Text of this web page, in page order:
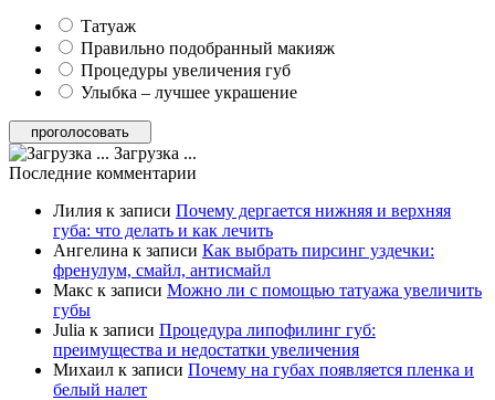
Татуаж
Правильно подобранный макияж
Процедуры увеличения губ
Улыбка – лучшее украшение
Загрузка ...
Последние комментарии
Лилия к записи Почему дергается нижняя и верхняя
губа: что делать и как лечить
Ангелина к записи Как выбрать пирсинг уздечки:
френулум, смайл, антисмайл
Макс к записи Можно ли с помощью татуажа увеличить
губы
Julia к записи Процедура липофилинг губ:
преимущества и недостатки увеличения
Михаил к записи Почему на губах появляется пленка и
белый налет